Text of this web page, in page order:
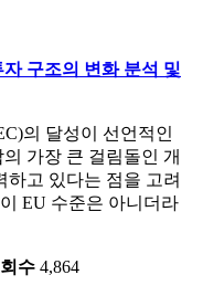
구조의 변화 분석 및
의 달성이 선언적인
가장 큰 걸림돌인 개
하고 있다는 점을 고려
EU 수준은 아니더라
수 4,864